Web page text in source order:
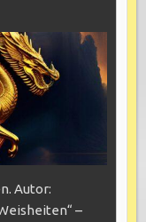
Autor:
–